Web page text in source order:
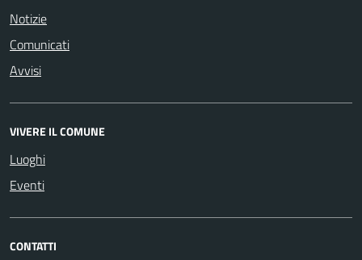
Notizie
Comunicati
Avvisi
VIVERE IL COMUNE
Luoghi
Eventi
CONTATTI